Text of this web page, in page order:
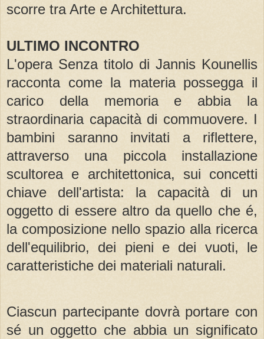
scorre tra Arte e Architettura.
ULTIMO INCONTRO
L'opera Senza titolo di Jannis Kounellis
racconta come la materia possegga il
carico della memoria e abbia la
straordinaria capacità di commuovere. I
bambini saranno invitati a riflettere,
attraverso una piccola installazione
scultorea e architettonica, sui concetti
chiave dell'artista: la capacità di un
oggetto di essere altro da quello che é,
la composizione nello spazio alla ricerca
dell'equilibrio, dei pieni e dei vuoti, le
caratteristiche dei materiali naturali.
Ciascun partecipante dovrà portare con
sé un oggetto che abbia un significato